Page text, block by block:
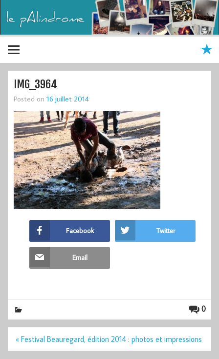
IMG_3964
Posted on 16 juillet 2014
Facebook Twitter
Email
0
Navigation
« Festival Beauregard, édition 2014 : photos et impressions